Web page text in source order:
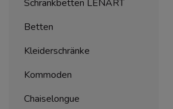
Schrankbetten LENART
Betten
Kleiderschränke
Kommoden
Chaiselongue